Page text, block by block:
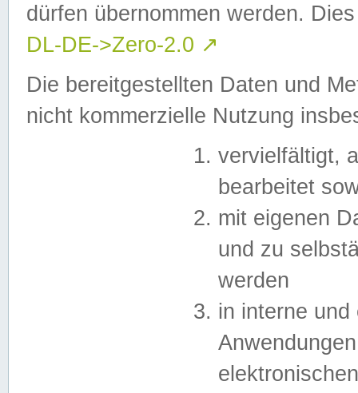
dürfen übernommen werden.
DL-DE->Zero-2.0 ↗
Die bereitgestellten Daten und
nicht kommerzielle Nutzung
vervielfältigt,
bearbeitet
mit eigenen
und zu
werden
in interne